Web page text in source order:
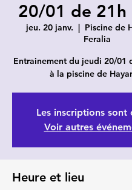
20/01 de 21h
jeu. 20 janv.
  |
Piscine de
Feralia
Entrainement du jeudi 20/01
à la piscine de
Les inscriptions sont
Voir autres
Heure et lieu